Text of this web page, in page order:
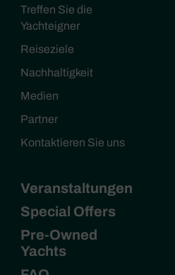
Treffen Sie die
Yachteigner
Reiseziele
Nachhaltigkeit
Medien
Partner
Kontaktieren Sie uns
Veranstaltungen
Special Offers
Pre-Owned
Yachts